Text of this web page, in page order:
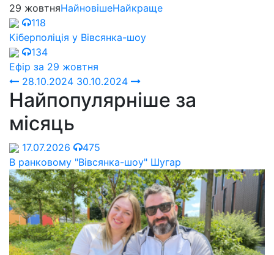
29 жовтняНайновішеНайкраще
118
Кіберполіція у Вівсянка-шоу
134
Ефір за 29 жовтня
28.10.2024 30.10.2024
Найпопулярніше за
місяць
17.07.2026
475
В ранковому "Вівсянка-шоу" Шугар